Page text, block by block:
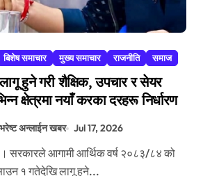
बिशेष समाचार मुख्य समाचार राजनीति समाज
हुने गरी शैक्षिक, उपचार र सेयर
क्षेत्रमा नयाँ करका दरहरू निर्धारण
अन्लाईन खबर Jul 17, 2026
१ गतेदेखि लागू हुने...